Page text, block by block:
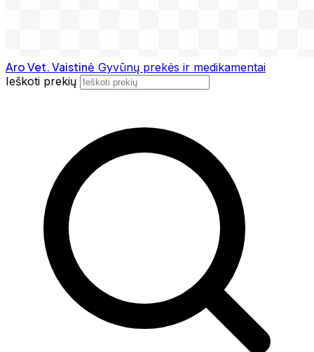
Aro Vet. Vaistinė Gyvūnų prekės ir medikamentai
Ieškoti prekių